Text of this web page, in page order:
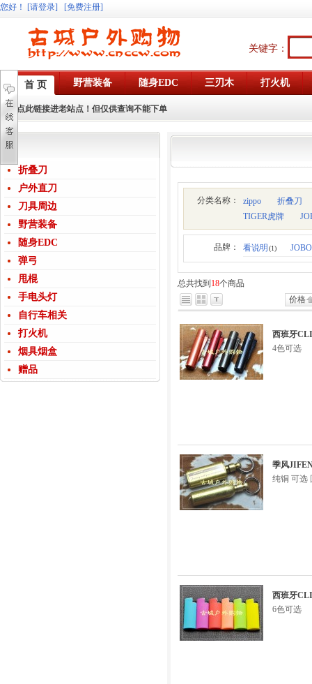
您好 ！ [请登录] [免费注册]
关键字：
首 页 野营装备 随身EDC 三刃木 打火机
点此链接进老站点！但仅供查询不能下单
折叠刀
户外直刀
刀具周边
野营装备
随身EDC
弹弓
甩棍
手电头灯
自行车相关
打火机
烟具烟盒
赠品
分类名称： zippo
折叠刀
TIGER虎牌
品牌： 看说明 (1)
总共找到 18个商品
价格
西班牙
4色可选
季风
纯铜 可选
西班牙
6色可选